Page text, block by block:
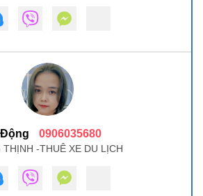
Động 0906035680
THỊNH -THUÊ XE DU LỊCH